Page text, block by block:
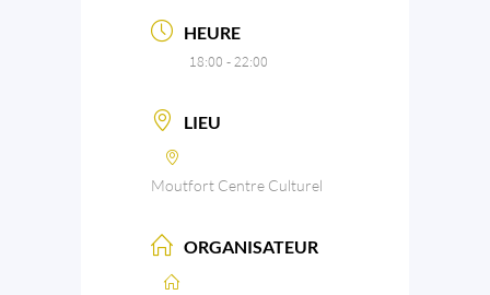
HEURE
18:00 - 22:00
LIEU
Moutfort Centre Culturel
ORGANISATEUR